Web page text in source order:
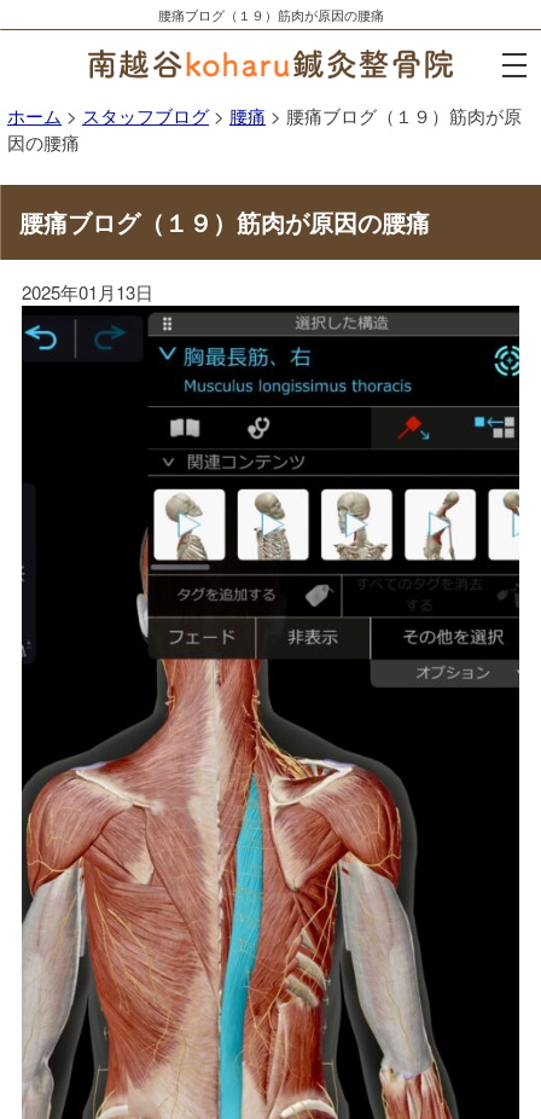
腰痛ブログ（１９）筋肉が原因の腰痛
ホーム > スタッフブログ > 腰痛 > 腰痛ブログ（１９）筋肉が原
因の腰痛
腰痛ブログ（１９）筋肉が原因の腰痛
2025年01月13日